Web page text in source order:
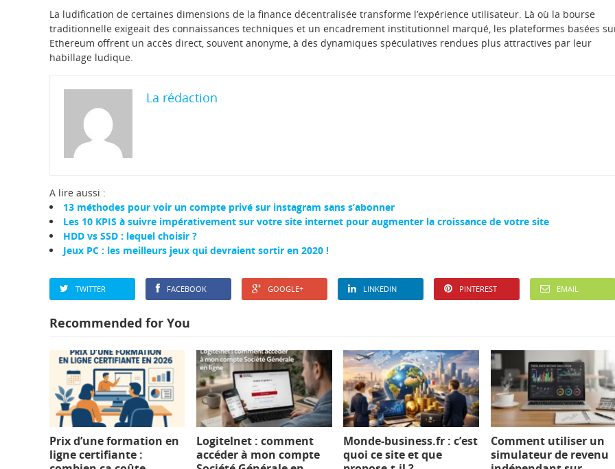
La ludification de certaines dimensions de la finance décentralisée transforme l’expérience utilisateur. Là où la bourse
traditionnelle exigeait des connaissances techniques et un encadrement institutionnel marqué, les plateformes basées
Ethereum offrent un accès direct, souvent anonyme, à des dynamiques spéculatives rendues plus attractives par leur
habillage ludique.
La rédaction
A lire aussi :
13 méthodes pour voir un compte privé sur instagram sans s’abonner
Les 10 KPIS à suivre impérativement sur votre site internet pour augmenter la croissance de votre site
HDD vs SSD : lequel choisir ?
Jeux PC : les meilleurs jeux qui devraient sortir en 2020 !
TWITTER FACEBOOK GOOGLE+ LINKEDIN PINTEREST EMAIL
Recommended for You
Prix d’une formation en
ligne certifiante :
Logitelnet : comment
accéder à mon compte
Monde-business.fr : c’est
quoi ce site et que
Comment utiliser un
simulateur de revenu